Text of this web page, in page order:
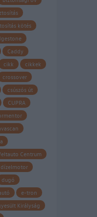
kötés
Caddy
cikk
cikkek
crossover
csúszós út
CUPRA
Centrum
dízelmotor
dugó
e-tron
Királyság